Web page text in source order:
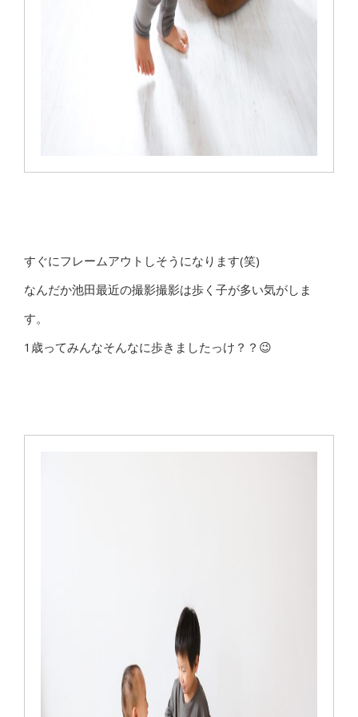
すぐにフレームアウトしそうになります(笑)
なんだか池田最近の撮影撮影は歩く子が多い気がしま
す。
1歳ってみんなそんなに歩きましたっけ？？😉